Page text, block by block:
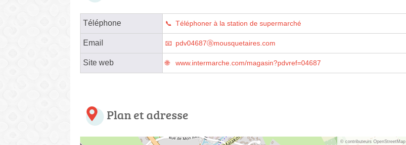
Téléphone Téléphoner à la station de supermarché
Email pdv04687ⓐmousquetaires.com
Site web www.intermarche.com/magasin?pdvref=04687
Plan et adresse
© contributeurs OpenStreetMap